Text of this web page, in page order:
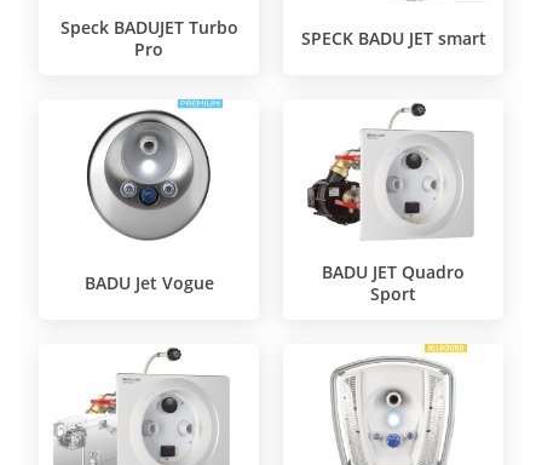
Speck BADUJET Turbo
Pro
SPECK BADU JET smart
BADU Jet Vogue
BADU JET Quadro
Sport